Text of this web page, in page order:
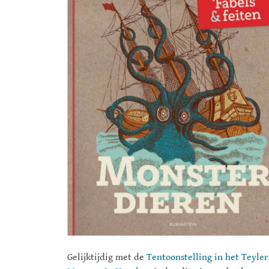
Gelijktijdig met de Tentoonstelling in het